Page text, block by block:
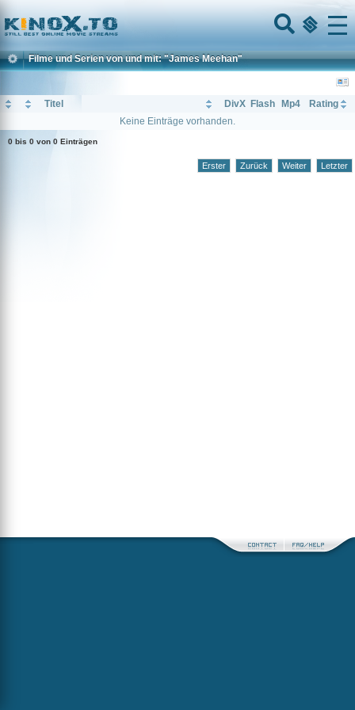
Home
Menu
Filme und Serien von und mit: "James Meehan"
Titel DivX Flash Mp4
Rating
Keine Einträge vorhanden.
0 bis 0 von 0 Einträgen
Erster Zurück Weiter Letzter